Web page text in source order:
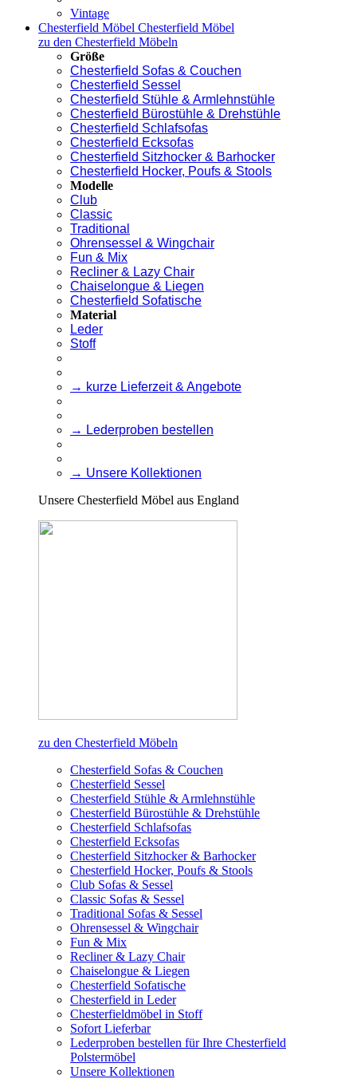
Vintage
Chesterfield Möbel Chesterfield Möbel
zu den Chesterfield Möbeln
Größe
Chesterfield Sofas & Couchen
Chesterfield Sessel
Chesterfield Stühle & Armlehnstühle
Chesterfield Bürostühle & Drehstühle
Chesterfield Schlafsofas
Chesterfield Ecksofas
Chesterfield Sitzhocker & Barhocker
Chesterfield Hocker, Poufs & Stools
Modelle
Club
Classic
Traditional
Ohrensessel & Wingchair
Fun & Mix
Recliner & Lazy Chair
Chaiselongue & Liegen
Chesterfield Sofatische
Material
Leder
Stoff
→ kurze Lieferzeit & Angebote
→ Lederproben bestellen
→ Unsere Kollektionen
Unsere Chesterfield Möbel aus England
zu den Chesterfield Möbeln
Chesterfield Sofas & Couchen
Chesterfield Sessel
Chesterfield Stühle & Armlehnstühle
Chesterfield Bürostühle & Drehstühle
Chesterfield Schlafsofas
Chesterfield Ecksofas
Chesterfield Sitzhocker & Barhocker
Chesterfield Hocker, Poufs & Stools
Club Sofas & Sessel
Classic Sofas & Sessel
Traditional Sofas & Sessel
Ohrensessel & Wingchair
Fun & Mix
Recliner & Lazy Chair
Chaiselongue & Liegen
Chesterfield Sofatische
Chesterfield in Leder
Chesterfieldmöbel in Stoff
Sofort Lieferbar
Lederproben bestellen für Ihre Chesterfield
Polstermöbel
Unsere Kollektionen